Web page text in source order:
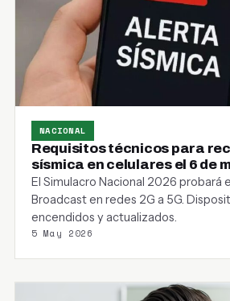
NACIONAL
Requisitos técnicos para
sísmica en celulares el 6 de
El Simulacro Nacional 2026 probará
Broadcast en redes 2G a 5G.
encendidos y actualizados.
5 May 2026